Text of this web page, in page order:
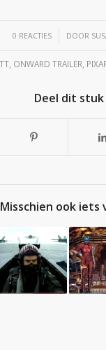
0 REACTIES
/ DOOR
ONWARD TRAILER
Deel dit stuk
Misschien ook iets